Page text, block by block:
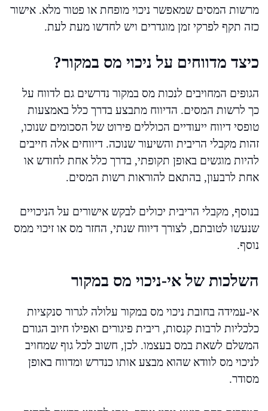
מרשות המסים שמאפשר ניכוי מופחת או פטור מלא. אישור
כזה תקף לפרקי זמן מוגדרים ויש לחדשו מעת לעת.
כיצד מדווחים על ניכוי מס במקור?
הגופים המחויבים לנכות מס במקור נדרשים גם לדווח על
כך לרשות המסים. הדיווח מתבצע בדרך כלל באמצעות
טופסי דיווח ייעודיים הכוללים פירוט של הסכומים שנוכו,
זהות מקבלי הריבית והשיעור שנוכה. דיווחים אלה חייבים
להיות מוגשים באופן תקופתי, בדרך כלל אחת לחודש או
אחת לרבעון, בהתאם להוראות רשות המסים.
בנוסף, מקבלי הריבית יכולים לבקש אישורים על הניכויים
שנעשו לטובתם, לצורך דיווח שנתי, החזר מס או זיכוי ממס
נוסף.
השלכות של אי-ניכוי מס במקור
אי-עמידה בחובת ניכוי מס במקור עלולה לגרור סנקציות
כלכליות לרבות קנסות, ריבית פיגורים ואפילו חיוב הגורם
המשלם לשאת במס בעצמו. לכן, חשוב לכל גוף שמחויב
לניכוי מס לוודא שהוא מבצע אותו כנדרש ומדווח באופן
מסודר.